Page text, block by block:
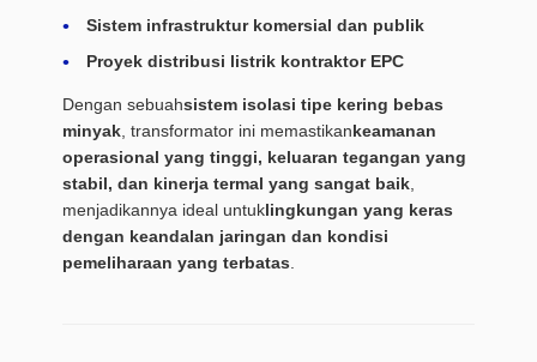
Sistem infrastruktur komersial dan publik
Proyek distribusi listrik kontraktor EPC
Dengan sebuahsistem isolasi tipe kering bebas
minyak , transformator ini memastikankeamanan
operasional yang tinggi, keluaran tegangan yang
stabil, dan kinerja termal yang sangat baik
menjadikannya ideal untuklingkungan yang keras
dengan keandalan jaringan dan kondisi
pemeliharaan yang terbatas